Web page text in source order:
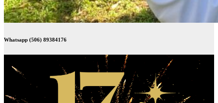
Whatsapp (506) 89384176